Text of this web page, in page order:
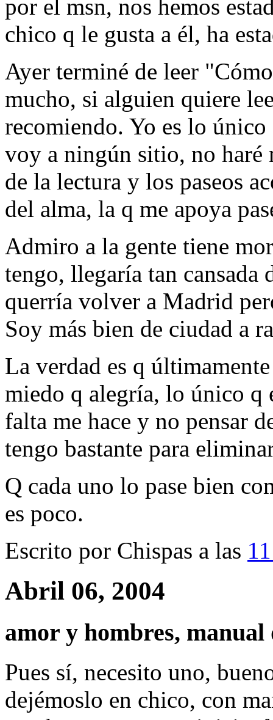
por el msn, nos hemos
chico q le gusta a él, ha
Ayer terminé de leer
mucho, si alguien quiere
recomiendo. Yo es lo único
voy a ningún sitio, no haré
de la lectura y los paseos
del alma, la q me apoya
Admiro a la gente tiene
tengo, llegaría tan cansada
querría volver a Madrid
Soy más bien de ciudad a
La verdad es q
miedo q alegría, lo único q
falta me hace y no pensar
tengo bastante para
Q cada uno lo pase bien
es poco.
Escrito por Chispas a las
Abril 06, 2004
amor y hombres, manual
Pues sí, necesito uno,
dejémoslo en chico, con